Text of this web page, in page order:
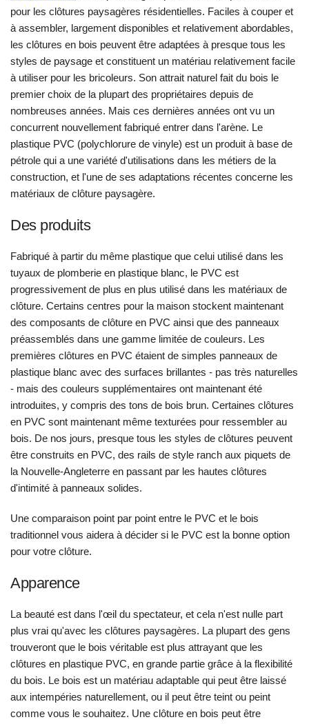
pour les clôtures paysagères résidentielles. Faciles à couper et
à assembler, largement disponibles et relativement abordables,
les clôtures en bois peuvent être adaptées à presque tous les
styles de paysage et constituent un matériau relativement facile
à utiliser pour les bricoleurs. Son attrait naturel fait du bois le
premier choix de la plupart des propriétaires depuis de
nombreuses années. Mais ces dernières années ont vu un
concurrent nouvellement fabriqué entrer dans l'arène. Le
plastique PVC (polychlorure de vinyle) est un produit à base de
pétrole qui a une variété d'utilisations dans les métiers de la
construction, et l'une de ses adaptations récentes concerne les
matériaux de clôture paysagère.
Des produits
Fabriqué à partir du même plastique que celui utilisé dans les
tuyaux de plomberie en plastique blanc, le PVC est
progressivement de plus en plus utilisé dans les matériaux de
clôture. Certains centres pour la maison stockent maintenant
des composants de clôture en PVC ainsi que des panneaux
préassemblés dans une gamme limitée de couleurs. Les
premières clôtures en PVC étaient de simples panneaux de
plastique blanc avec des surfaces brillantes - pas très naturelles
- mais des couleurs supplémentaires ont maintenant été
introduites, y compris des tons de bois brun. Certaines clôtures
en PVC sont maintenant même texturées pour ressembler au
bois. De nos jours, presque tous les styles de clôtures peuvent
être construits en PVC, des rails de style ranch aux piquets de
la Nouvelle-Angleterre en passant par les hautes clôtures
d'intimité à panneaux solides.
Une comparaison point par point entre le PVC et le bois
traditionnel vous aidera à décider si le PVC est la bonne option
pour votre clôture.
Apparence
La beauté est dans l'œil du spectateur, et cela n'est nulle part
plus vrai qu'avec les clôtures paysagères. La plupart des gens
trouveront que le bois véritable est plus attrayant que les
clôtures en plastique PVC, en grande partie grâce à la flexibilité
du bois. Le bois est un matériau adaptable qui peut être laissé
aux intempéries naturellement, ou il peut être teint ou peint
comme vous le souhaitez. Une clôture en bois peut être